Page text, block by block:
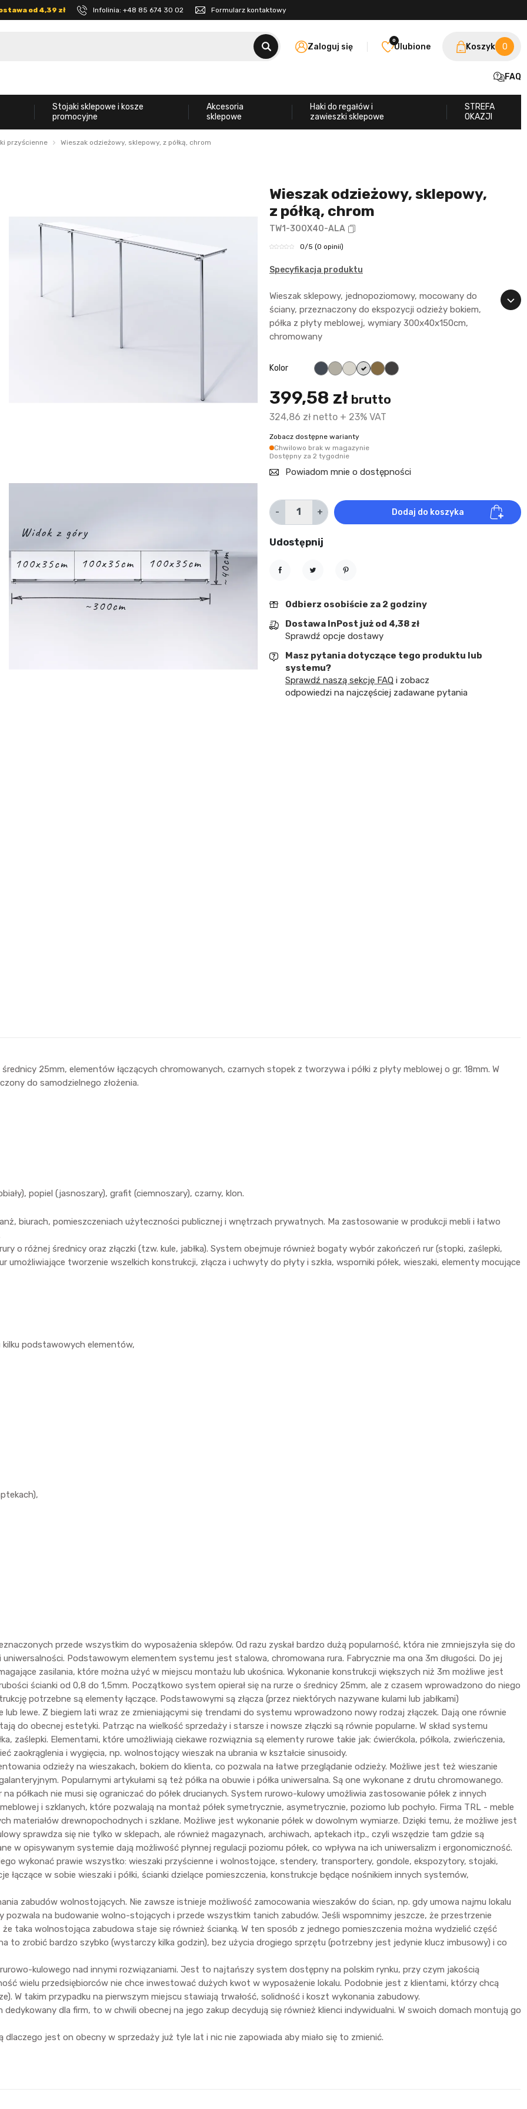
od 4,39 zł Infolinia: +48 85 674 30 02 Formularz kontaktowy
Zaloguj się Ulubione
0
Koszyk 0
FAQ
Stojaki sklepowe i kosze
promocyjne
Akcesoria
sklepowe
Haki do regałów i
zawieszki sklepowe
STREFA
OKAZJI
przyścienne Wieszak odzieżowy, sklepowy, z półką, chrom
Wieszak odzieżowy, sklepowy,
z półką, chrom
TW1-300X40-ALA
0/5 (0 opinii)
Specyfikacja produktu
Wieszak sklepowy, jednopoziomowy, mocowany do
ściany, przeznaczony do ekspozycji odzieży bokiem,
półka z płyty meblowej, wymiary 300x40x150cm,
chromowany
Kolor czarny
PopielBiały (śmietankowy)
Alaska (śnieżnobiały)
KlonGrafit
399,58 zł brutto
324,86 zł netto + 23% VAT
Zobacz dostępne warianty
Chwilowo brak w magazynie
Dostępny za 2 tygodnie
Powiadom mnie o dostępności
- + Dodaj do koszyka
Udostępnij
Odbierz osobiście za 2 godziny
Dostawa InPost już od 4,38 zł
Sprawdź opcje dostawy
Masz pytania dotyczące tego produktu lub
systemu?
Sprawdź naszą sekcję FAQ i zobacz
odpowiedzi na najczęściej zadawane pytania
25mm, elementów łączących chromowanych, czarnych stopek z tworzywa i półki z płyty meblowej o gr. 18mm. W
do samodzielnego złożenia.
popiel (jasnoszary), grafit (ciemnoszary), czarny, klon.
biurach, pomieszczeniach użyteczności publicznej i wnętrzach prywatnych. Ma zastosowanie w produkcji mebli i łatwo
o różnej średnicy oraz złączki (tzw. kule, jabłka). System obejmuje również bogaty wybór zakończeń rur (stopki, zaślepki,
umożliwiające tworzenie wszelkich konstrukcji, złącza i uchwyty do płyty i szkła, wsporniki półek, wieszaki, elementy mocujące
podstawowych elementów,
przede wszystkim do wyposażenia sklepów. Od razu zyskał bardzo dużą popularność, która nie zmniejszyła się do
Podstawowym elementem systemu jest stalowa, chromowana rura. Fabrycznie ma ona 3m długości. Do jej
zasilania, które można użyć w miejscu montażu lub ukośnica. Wykonanie konstrukcji większych niż 3m możliwe jest
ścianki od 0,8 do 1,5mm. Początkowo system opierał się na rurze o średnicy 25mm, ale z czasem wprowadzono do niego
potrzebne są elementy łączące. Podstawowymi są złącza (przez niektórych nazywane kulami lub jabłkami)
lewe. Z biegiem lati wraz ze zmieniającymi się trendami do systemu wprowadzono nowy rodzaj złączek. Dają one równie
do obecnej estetyki. Patrząc na wielkość sprzedaży i starsze i nowsze złączki są równie popularne. W skład systemu
zaślepki. Elementami, które umożliwiają ciekawe rozwiąznia są elementy rurowe takie jak: ćwierćkola, półkola, zwieńczenia,
zaokrąglenia i wygięcia, np. wolnostojący wieszak na ubrania w kształcie sinusoidy.
odzieży na wieszakach, bokiem do klienta, co pozwala na łatwe przeglądanie odzieży. Możliwe jest też wieszanie
Popularnymi artykułami są też półka na obuwie i półka uniwersalna. Są one wykonane z drutu chromowanego.
półkach nie musi się ograniczać do półek drucianych. System rurowo-kulowy umożliwia zastosowanie półek z innych
i szklanych, które pozwalają na montaż półek symetrycznie, asymetrycznie, poziomo lub pochyło. Firma TRL - meble
materiałów drewnopochodnych i szklane. Możliwe jest wykonanie półek w dowolnym wymiarze. Dzięki temu, że możliwe jest
sprawdza się nie tylko w sklepach, ale również magazynach, archiwach, aptekach itp., czyli wszędzie tam gdzie są
w opisywanym systemie dają możliwość płynnej regulacji poziomu półek, co wpływa na ich uniwersalizm i ergonomiczność.
wykonać prawie wszystko: wieszaki przyścienne i wolnostojące, stendery, transportery, gondole, ekspozytory, stojaki,
łączące w sobie wieszaki i półki, ścianki dzielące pomieszczenia, konstrukcje będące nośnikiem innych systemów,
zabudów wolnostojących. Nie zawsze istnieje możliwość zamocowania wieszaków do ścian, np. gdy umowa najmu lokalu
na budowanie wolno-stojących i przede wszystkim tanich zabudów. Jeśli wspomnimy jeszcze, że przestrzenie
taka wolnostojąca zabudowa staje się również ścianką. W ten sposób z jednego pomieszczenia można wydzielić część
to zrobić bardzo szybko (wystarczy kilka godzin), bez użycia drogiego sprzętu (potrzebny jest jedynie klucz imbusowy) i co
kulowego nad innymi rozwiązaniami. Jest to najtańszy system dostępny na polskim rynku, przy czym jakością
wielu przedsiębiorców nie chce inwestować dużych kwot w wyposażenie lokalu. Podobnie jest z klientami, którzy chcą
W takim przypadku na pierwszym miejscu stawiają trwałość, solidność i koszt wykonania zabudowy.
dla firm, to w chwili obecnej na jego zakup decydują się również klienci indywidualni. W swoich domach montują go
jest on obecny w sprzedaży już tyle lat i nic nie zapowiada aby miało się to zmienić.